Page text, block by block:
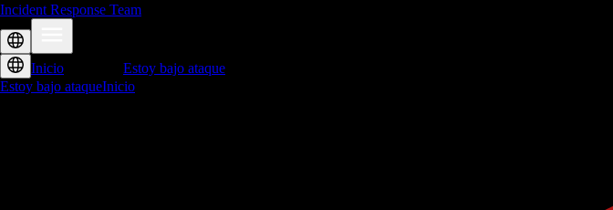
Incident Response Team
Inicio
Estoy bajo ataque
Estoy bajo ataqueInicio